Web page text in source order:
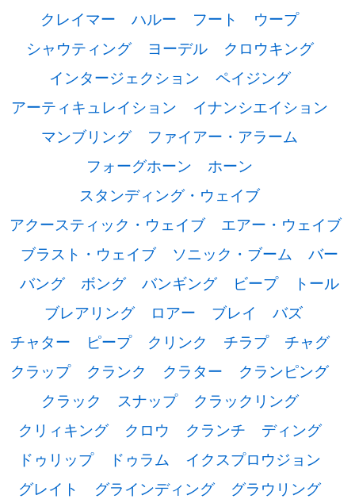
クレイマー
ハルー フート
ウープ
シャウティング
ヨーデル
クロウキング
インタージェクション
ペイジング
アーティキュレイション
イナンシエイション
マンブリング
ファイアー・アラーム
フォーグホーン
ホーン
スタンディング・ウェイブ
アクースティック・ウェイブ
エアー・ウェイブ
ブラスト・ウェイブ
ソニック・ブーム
バー
バング
ボング バンギング ビープ
トール
ブレアリング
ロアー ブレイ
バズ
チャター
ピープ クリンク チラプ
チャグ
クラップ
クランク クラター
クランピング
クラック
スナップ
クラックリング
クリィキング
クロウ クランチ
ディング
ドゥリップ
ドゥラム
イクスプロウジョン
グレイト
グラインディング
グラウリング